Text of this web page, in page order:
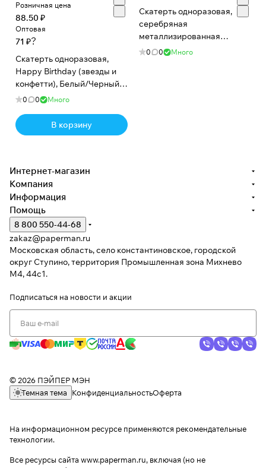
Розничная цена
88.50 ₽
Оптовая
71 ₽?
Скатерть одноразовая,
Happy Birthday (звезды и
конфетти), Белый/Черный,
Металлик, 137*183 см, 1 шт.
0 0 Много
В корзину
Скатерть одноразовая,
серебряная
металлизированная
зеркальная в рулоне,
0 0 Много
Интернет-магазин
Компания
Информация
Помощь
8 800 550-44-68
zakaz@paperman.ru
Московская область, село константиновское, городской
округ Ступино, территория Промышленная зона Михнево
М4, 44с1.
Подписаться на новости и акции
© 2026 ПЭЙПЕР МЭН
Темная тема
КонфиденциальностьОферта
На информационном ресурсе применяются рекомендательные
технологии.
Все ресурсы сайта www.paperman.ru, включая (но не